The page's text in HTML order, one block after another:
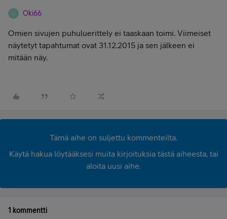
O Oki66
Omien sivujen puhuluerittely ei taaskaan toimi. Viimeiset
näytetyt tapahtumat ovat 31.12.2015 ja sen jälkeen ei
mitään näy.
Tämä aihe on suljettu kommenteilta.
Käytä hakua löytääksesi muita kirjoituksia tästä aiheesta, tai
aloita uusi aihe.
1 kommentti